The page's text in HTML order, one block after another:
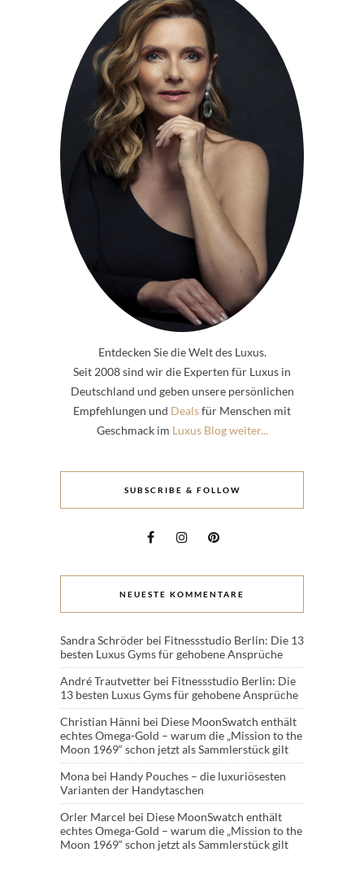
Entdecken Sie die Welt des Luxus.
Seit 2008 sind wir die Experten für Luxus in
Deutschland und geben unsere persönlichen
Empfehlungen und Dealsfür Menschen mit
Geschmack im Luxus Blog weiter...
SUBSCRIBE & FOLLOW
NEUESTE KOMMENTARE
Sandra Schröder bei Fitnessstudio Berlin: Die 13
besten Luxus Gyms für gehobene Ansprüche
André Trautvetter bei Fitnessstudio Berlin: Die
13 besten Luxus Gyms für gehobene Ansprüche
Christian Hänni bei Diese MoonSwatch enthält
echtes Omega-Gold – warum die „Mission to the
Moon 1969“ schon jetzt als Sammlerstück gilt
Mona bei Handy Pouches – die luxuriösesten
Varianten der Handytaschen
Orler Marcel bei Diese MoonSwatch enthält
echtes Omega-Gold – warum die „Mission to the
Moon 1969“ schon jetzt als Sammlerstück gilt